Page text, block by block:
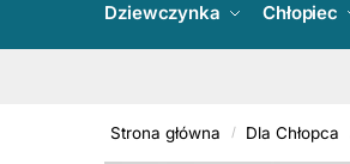
Dziewczynka Chłopiec
Strona główna / Dla Chłopca